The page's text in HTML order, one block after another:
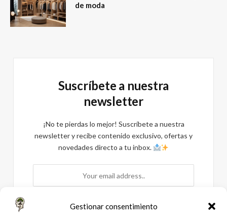
Gestionar consentimiento
de moda
Suscríbete a nuestra
newsletter
¡No te pierdas lo mejor! Suscríbete a nuestra
newsletter y recibe contenido exclusivo, ofertas y
novedades directo a tu inbox.